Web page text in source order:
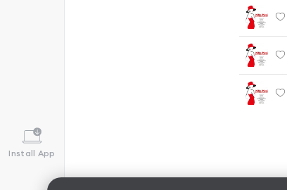
Install App